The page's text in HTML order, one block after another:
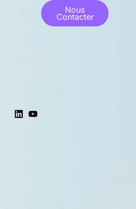
Linkedin
Youtube
Nous
Contacter